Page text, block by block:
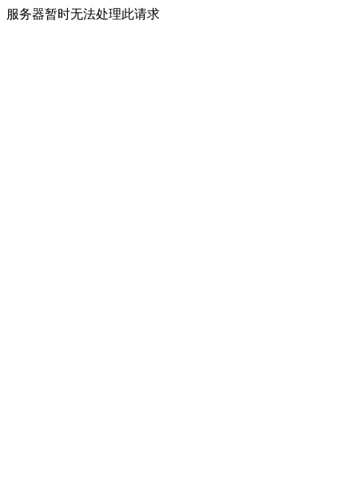
服务器暂时无法处理此请求